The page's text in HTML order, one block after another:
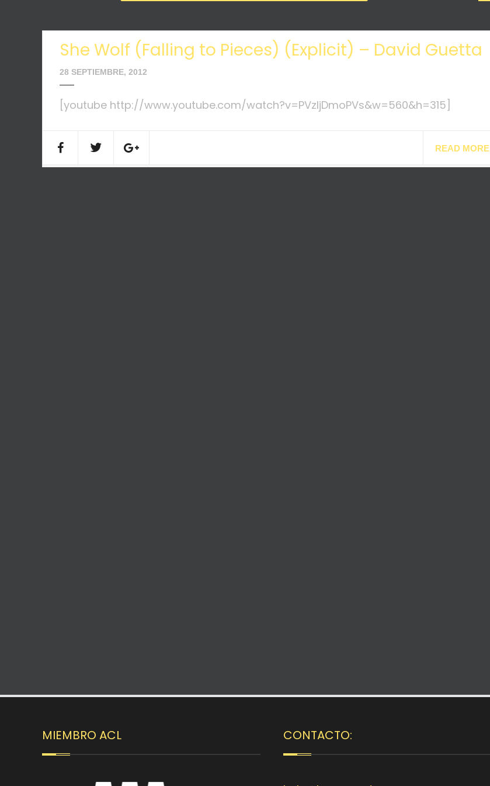
She Wolf (Falling to Pieces) (Explicit) – David Guetta
28 SEPTIEMBRE, 2012
[youtube http://www.youtube.com/watch?v=PVzljDmoPVs&w=560&h=315]
READ MORE
MIEMBRO ACL CONTACTO: